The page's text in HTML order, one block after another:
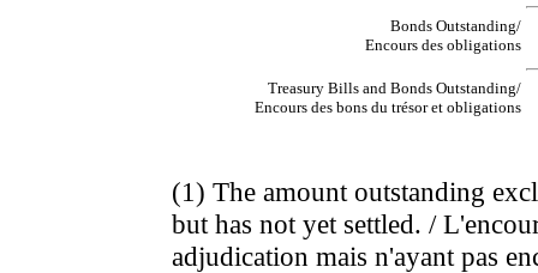
Bonds Outstanding/
Encours des obligations
Treasury Bills and Bonds Outstanding/
Encours des bons du trésor et obligations
(1) The amount outstanding
but has not yet settled. /
adjudication mais n'ayant pas